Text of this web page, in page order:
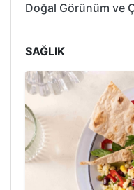
Doğal Görünüm ve
SAĞLIK